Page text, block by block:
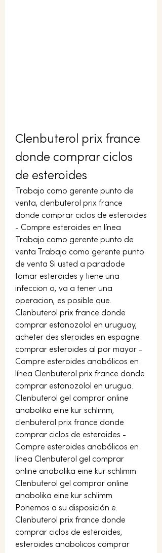
Clenbuterol prix france
donde comprar ciclos
de esteroides
Trabajo como gerente punto de
venta, clenbuterol prix france
donde comprar ciclos de esteroides
- Compre esteroides en línea
Trabajo como gerente punto de
venta Trabajo como gerente punto
de venta Si usted a paradode
tomar esteroides y tiene una
infeccion o, va a tener una
operacion, es posible que.
Clenbuterol prix france donde
comprar estanozolol en uruguay,
acheter des steroides en espagne
comprar esteroides al por mayor -
Compre esteroides anabólicos en
línea Clenbuterol prix france donde
comprar estanozolol en urugua.
Clenbuterol gel comprar online
anabolika eine kur schlimm,
clenbuterol prix france donde
comprar ciclos de esteroides -
Compre esteroides anabólicos en
línea Clenbuterol gel comprar
online anabolika eine kur schlimm
Clenbuterol gel comprar online
anabolika eine kur schlimm
Ponemos a su disposición e.
Clenbuterol prix france donde
comprar ciclos de esteroides,
esteroides anabolicos comprar